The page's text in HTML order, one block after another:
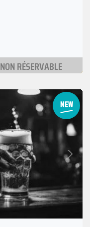
NON RÉSERVABLE
Suivant